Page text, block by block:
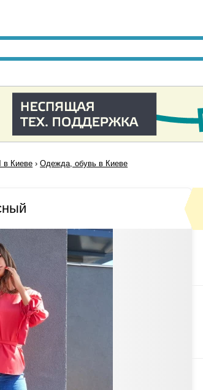
Киеве ›Одежда, обувь в Киеве